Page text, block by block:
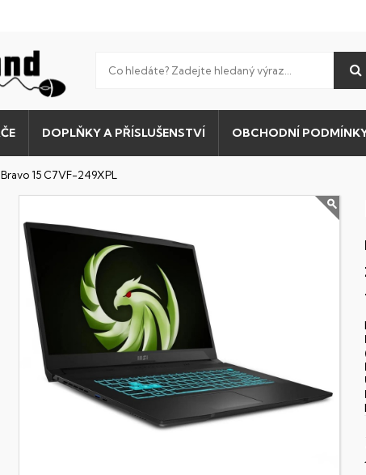
DOPLŇKY A PŘÍSLUŠENSTVÍ OBCHODNÍ
15 C7VF-249XPL